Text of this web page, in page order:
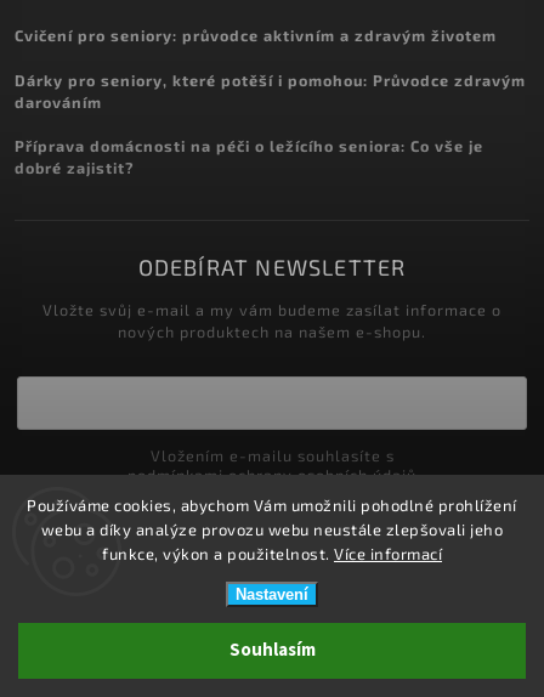
Používáme cookies, abychom Vám umožnili pohodlné prohlížení
webu a díky analýze provozu webu neustále zlepšovali jeho
funkce, výkon a použitelnost. Více informací
Nastavení
Souhlasím
Cvičení pro seniory: průvodce aktivním a zdravým životem
Dárky pro seniory, které potěší i pomohou: Průvodce zdravým
darováním
Příprava domácnosti na péči o ležícího seniora: Co vše je
dobré zajistit?
ODEBÍRAT NEWSLETTER
Vložte svůj e-mail a my vám budeme zasílat informace o
nových produktech na našem e-shopu.
podmínkami ochrany osobních údajů
Přihlásit se
ZDRAVOTNÍ POTŘEBY DRDLOVÁ